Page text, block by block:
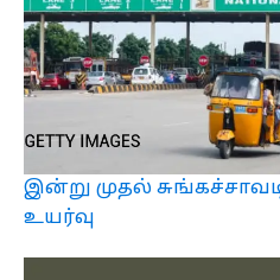
இன்று முதல்
உயர்வு